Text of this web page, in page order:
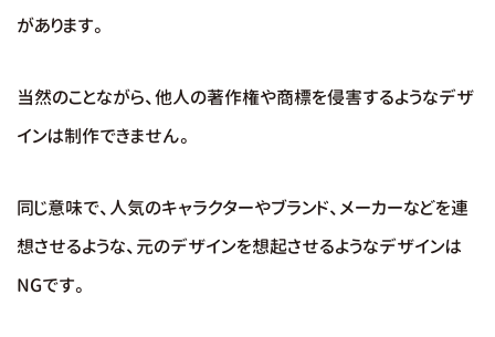
があります。
当然のことながら、他人の著作権や商標を侵害するようなデザ
インは制作できません。
同じ意味で、人気のキャラクターやブランド、メーカーなどを連
想させるような、元のデザインを想起させるようなデザインは
NGです。